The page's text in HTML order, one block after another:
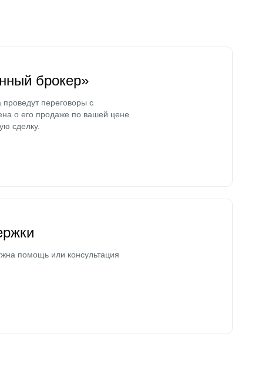
брокер»
переговоры с
о его продаже по вашей цене
сделку.
помощь или консультация